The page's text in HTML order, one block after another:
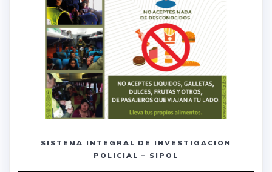
SISTEMA INTEGRAL DE INVESTIGACION
POLICIAL – SIPOL